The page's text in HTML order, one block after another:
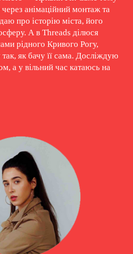
анімаційний монтаж та
про історію міста, його
А в Threads ділюся
рідного Кривого Рогу,
як бачу її сама. Досліждую
а у вільний час катаюсь на